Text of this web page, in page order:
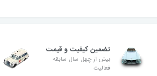
تضمین کیفیت و قیمت
بیش از چهل سال سابقه
فعالیت